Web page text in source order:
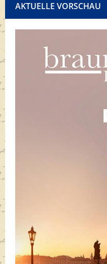
AKTUELLE VORSCHAU